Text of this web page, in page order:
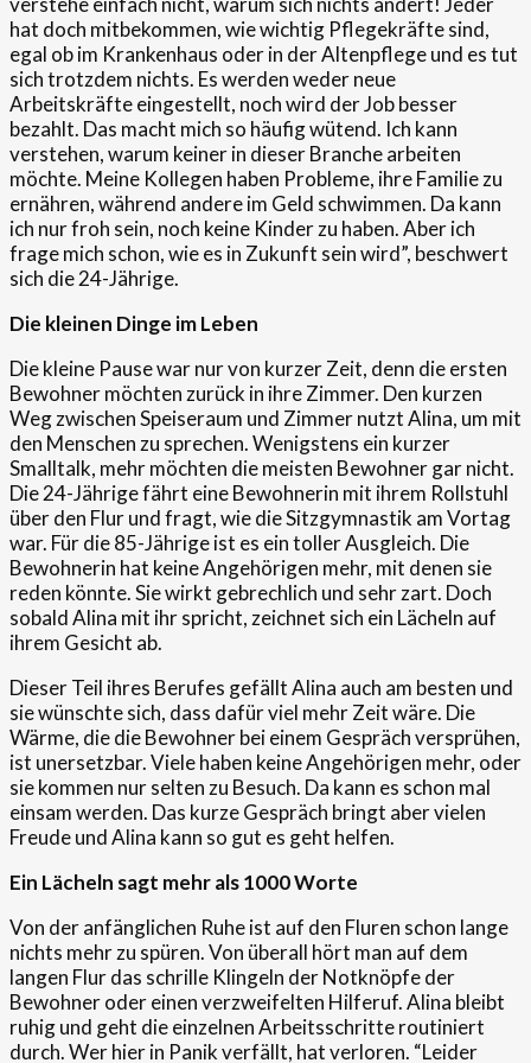
hat doch mitbekommen, wie wichtig Pflegekräfte sind,
egal ob im Krankenhaus oder in der Altenpflege und es tut
sich trotzdem nichts. Es werden weder neue
Arbeitskräfte eingestellt, noch wird der Job besser
bezahlt. Das macht mich so häufig wütend. Ich kann
verstehen, warum keiner in dieser Branche arbeiten
möchte. Meine Kollegen haben Probleme, ihre Familie zu
ernähren, während andere im Geld schwimmen. Da kann
ich nur froh sein, noch keine Kinder zu haben. Aber ich
frage mich schon, wie es in Zukunft sein wird”, beschwert
sich die 24-Jährige.
Die kleinen Dinge im Leben
Die kleine Pause war nur von kurzer Zeit, denn die ersten
Bewohner möchten zurück in ihre Zimmer. Den kurzen
Weg zwischen Speiseraum und Zimmer nutzt Alina, um mit
den Menschen zu sprechen. Wenigstens ein kurzer
Smalltalk, mehr möchten die meisten Bewohner gar nicht.
Die 24-Jährige fährt eine Bewohnerin mit ihrem Rollstuhl
über den Flur und fragt, wie die Sitzgymnastik am Vortag
war. Für die 85-Jährige ist es ein toller Ausgleich. Die
Bewohnerin hat keine Angehörigen mehr, mit denen sie
reden könnte. Sie wirkt gebrechlich und sehr zart. Doch
sobald Alina mit ihr spricht, zeichnet sich ein Lächeln auf
ihrem Gesicht ab.
Dieser Teil ihres Berufes gefällt Alina auch am besten und
sie wünschte sich, dass dafür viel mehr Zeit wäre. Die
Wärme, die die Bewohner bei einem Gespräch versprühen,
ist unersetzbar. Viele haben keine Angehörigen mehr, oder
sie kommen nur selten zu Besuch. Da kann es schon mal
einsam werden. Das kurze Gespräch bringt aber vielen
Freude und Alina kann so gut es geht helfen.
Ein Lächeln sagt mehr als 1000 Worte
Von der anfänglichen Ruhe ist auf den Fluren schon lange
nichts mehr zu spüren. Von überall hört man auf dem
langen Flur das schrille Klingeln der Notknöpfe der
Bewohner oder einen verzweifelten Hilferuf. Alina bleibt
ruhig und geht die einzelnen Arbeitsschritte routiniert
durch. Wer hier in Panik verfällt, hat verloren. “Leider